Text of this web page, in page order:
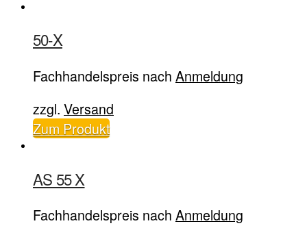
50-X
Fachhandelspreis nach Anmeldung
zzgl. Versand
Zum Produkt
AS 55 X
Fachhandelspreis nach Anmeldung